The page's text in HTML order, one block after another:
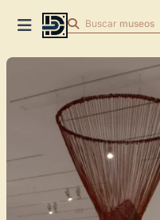
Buscar museos